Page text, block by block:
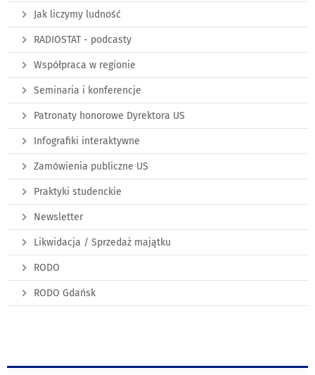
Jak liczymy ludność
RADIOSTAT - podcasty
Współpraca w regionie
Seminaria i konferencje
Patronaty honorowe Dyrektora US
Infografiki interaktywne
Zamówienia publiczne US
Praktyki studenckie
Newsletter
Likwidacja / Sprzedaż majątku
RODO
RODO Gdańsk